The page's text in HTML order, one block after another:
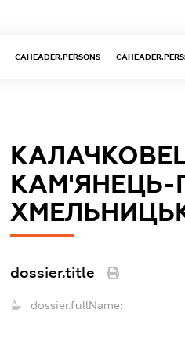
CAHEADER.PERSONS
КАМ'ЯНЕЦЬ-
dossier.title
dossier.fullName: